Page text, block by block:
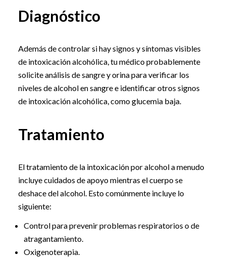
Diagnóstico
Además de controlar si hay signos y síntomas visibles
de intoxicación alcohólica, tu médico probablemente
solicite análisis de sangre y orina para verificar los
niveles de alcohol en sangre e identificar otros signos
de intoxicación alcohólica, como glucemia baja.
Tratamiento
El tratamiento de la intoxicación por alcohol a menudo
incluye cuidados de apoyo mientras el cuerpo se
deshace del alcohol. Esto comúnmente incluye lo
siguiente:
Control para prevenir problemas respiratorios o de
atragantamiento.
Oxigenoterapia.